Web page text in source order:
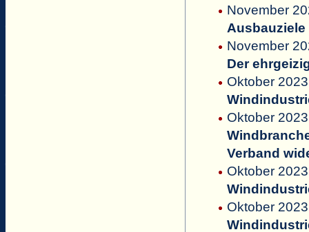
November
November
Der
Oktober
Oktober
Verband
Oktober
Oktober